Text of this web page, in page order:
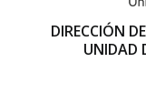
DIRECCIÓN
UNIDAD